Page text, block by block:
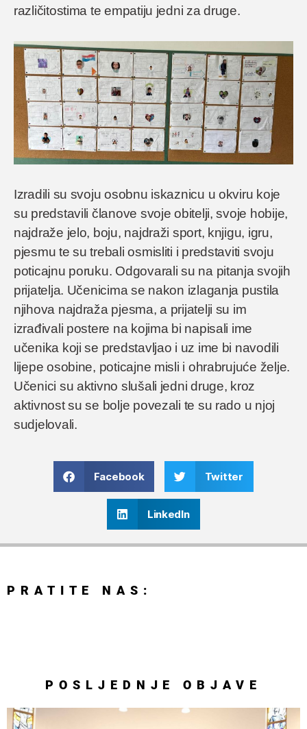
različitostima te empatiju jedni za druge.
Izradili su svoju osobnu iskaznicu u okviru koje
su predstavili članove svoje obitelji, svoje hobije,
najdraže jelo, boju, najdraži sport, knjigu, igru,
pjesmu te su trebali osmisliti i predstaviti svoju
poticajnu poruku. Odgovarali su na pitanja svojih
prijatelja. Učenicima se nakon izlaganja pustila
njihova najdraža pjesma, a prijatelji su im
izrađivali postere na kojima bi napisali ime
učenika koji se predstavljao i uz ime bi navodili
lijepe osobine, poticajne misli i ohrabrujuće želje.
Učenici su aktivno slušali jedni druge, kroz
aktivnost su se bolje povezali te su rado u njoj
sudjelovali.
Facebook Twitter
LinkedIn
PRATITE NAS:
POSLJEDNJE OBJAVE